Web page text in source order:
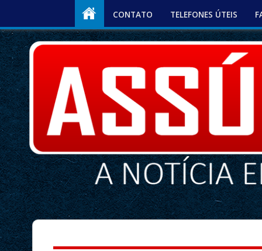
CONTATO TELEFONES ÚTEIS